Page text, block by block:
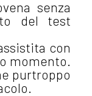
senza
del test
con
momento.
purtroppo